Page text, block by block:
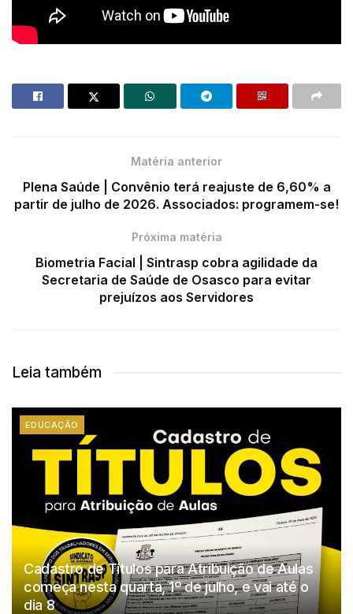
Matéria anterior
Plena Saúde | Convênio terá reajuste de 6,60% a
partir de julho de 2026. Associados: programem-se!
Próxima matéria
Biometria Facial | Sintrasp cobra agilidade da
Secretaria de Saúde de Osasco para evitar
prejuízos aos Servidores
Leia também
EDUCAÇÃO
Cadastro de Títulos para Atribuição de Aulas
começa nesta quarta, 1º de julho, e vai até o
dia 8